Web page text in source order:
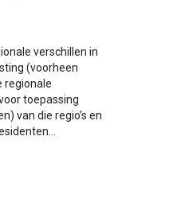
verschillen in
(voorheen
regionale
toepassing
van die regio’s en